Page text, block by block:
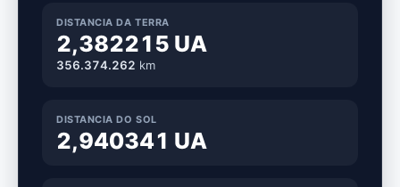
DISTANCIA DA TERRA
2,382215 UA
356.374.236 km
DISTANCIA DO SOL
2,940341 UA